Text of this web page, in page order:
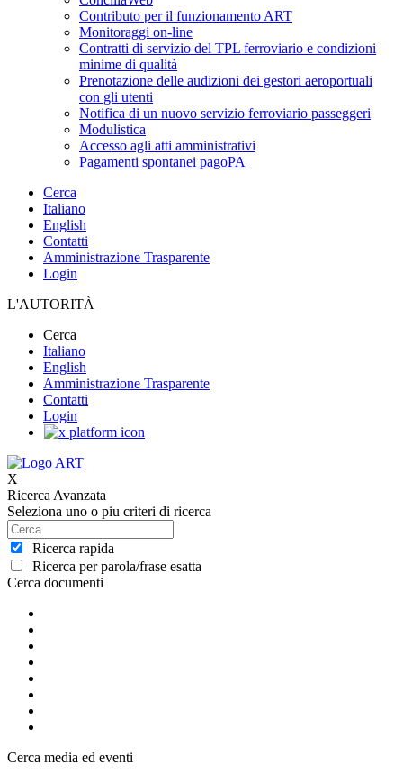
Contributo per il funzionamento ART
Monitoraggi on-line
Contratti di servizio del TPL ferroviario e condizioni
minime di qualità
Prenotazione delle audizioni dei gestori aeroportuali
con gli utenti
Notifica di un nuovo servizio ferroviario passeggeri
Modulistica
Accesso agli atti amministrativi
Pagamenti spontanei pagoPA
Cerca
Italiano
English
Contatti
Amministrazione Trasparente
Login
L'AUTORITÀ
Cerca
Italiano
English
Amministrazione Trasparente
Contatti
Login
X
Ricerca Avanzata
Seleziona uno o piu criteri di ricerca
Ricerca rapida
Ricerca per parola/frase esatta
Cerca documenti
Cerca media ed eventi